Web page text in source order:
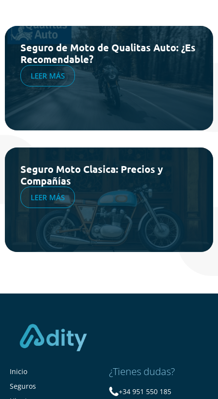
Seguro de Moto de Qualitas Auto: ¿Es
Recomendable?
LEER MÁS
Seguro Moto Clasica: Precios y
Compañías
LEER MÁS
Inicio
Seguros
¿Tienes dudas?
+34 951 550 185